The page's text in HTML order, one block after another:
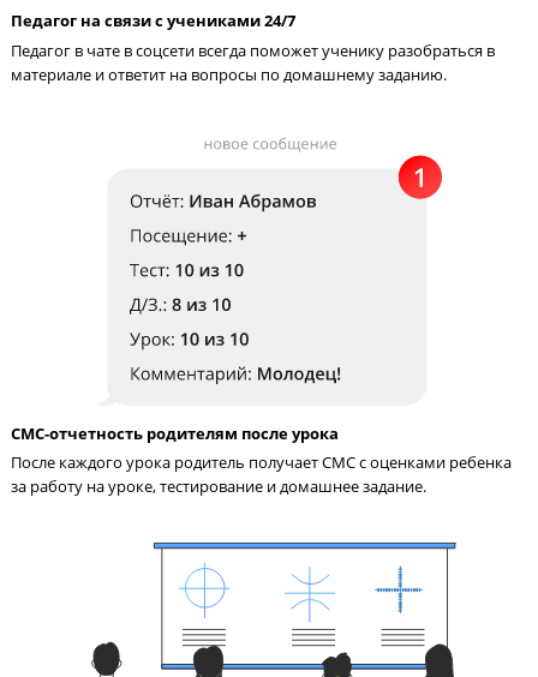
Педагог на связи с учениками 24/7
Педагог в чате в соцсети всегда поможет ученику
материале и ответит на вопросы по домашнему заданию.